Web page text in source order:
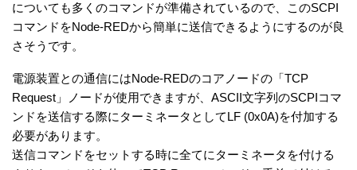
についても多くのコマンドが準備されているので、このSCPI
コマンドをNode-REDから簡単に送信できるようにするのが良
さそうです。
電源装置との通信にはNode-REDのコアノードの「TCP
Request」ノードが使用できますが、ASCII文字列のSCPIコマ
ンドを送信する際にターミネータとしてLF (0x0A)を付加する
必要があります。
送信コマンドをセットする時に全てにターミネータを付ける